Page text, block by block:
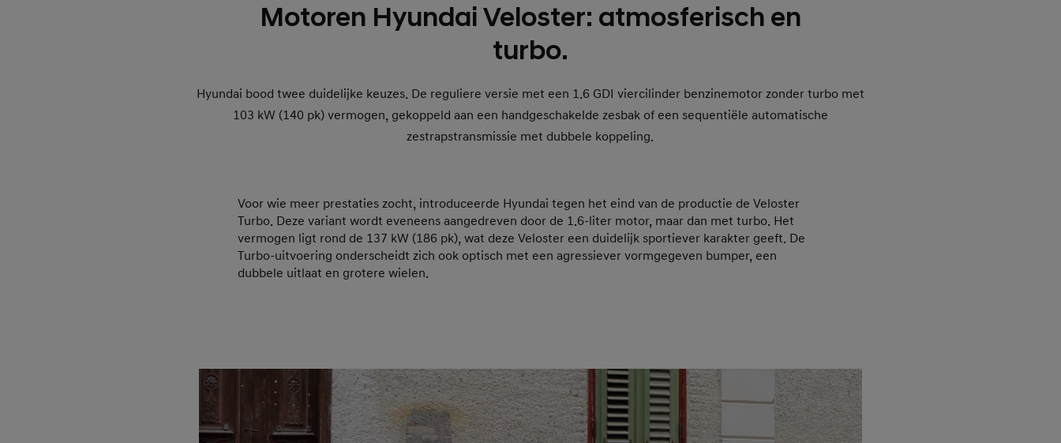
Motoren Hyundai Veloster: atmosferisch en
turbo.
Hyundai bood twee duidelijke keuzes. De reguliere versie met een 1.6 GDI viercilinder benzinemotor zonder turbo met
103 kW (140 pk) vermogen, gekoppeld aan een handgeschakelde zesbak of een sequentiële automatische
zestrapstransmissie met dubbele koppeling.
Voor wie meer prestaties zocht, introduceerde Hyundai tegen het eind van de productie de Veloster
Turbo. Deze variant wordt eveneens aangedreven door de 1.6-liter motor, maar dan met turbo. Het
vermogen ligt rond de 137 kW (186 pk), wat deze Veloster een duidelijk sportiever karakter geeft. De
Turbo-uitvoering onderscheidt zich ook optisch met een agressiever vormgegeven bumper, een
dubbele uitlaat en grotere wielen.